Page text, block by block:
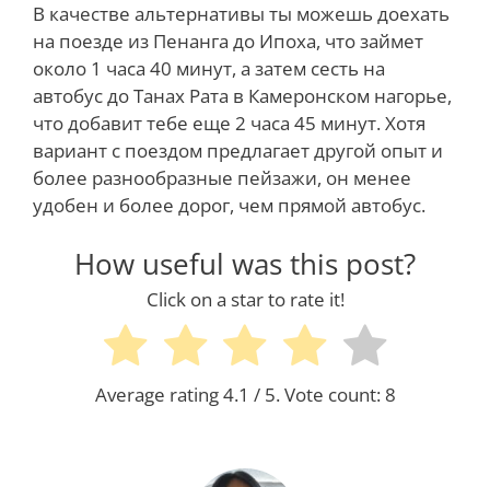
В качестве альтернативы ты можешь доехать
на поезде из Пенанга до Ипоха, что займет
около 1 часа 40 минут, а затем сесть на
автобус до Танах Рата в Камеронском нагорье,
что добавит тебе еще 2 часа 45 минут. Хотя
вариант с поездом предлагает другой опыт и
более разнообразные пейзажи, он менее
удобен и более дорог, чем прямой автобус.
How useful was this post?
Click on a star to rate it!
Average rating4.1 / 5. Vote count: 8